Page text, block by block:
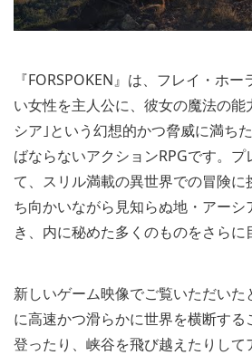
『FORSPOKEN』は、フレイ・ホ
い女性を主人公に、彼女の魔法の能
シア｣という幻想的かつ脅威に満ち
ばならないアクションRPGです。
て、スリル満載の異世界での冒険
ち向かいながら見知らぬ地・アーシ
き、内に秘めた多くのものをさらに
新しいゲーム映像でご覧いただいた
に高速かつ滑らかに世界を横断す
登ったり、峡谷を飛び越えたりして